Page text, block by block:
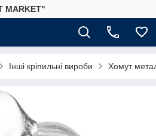
MARKET"
Інші кріпильні вироби Хомут